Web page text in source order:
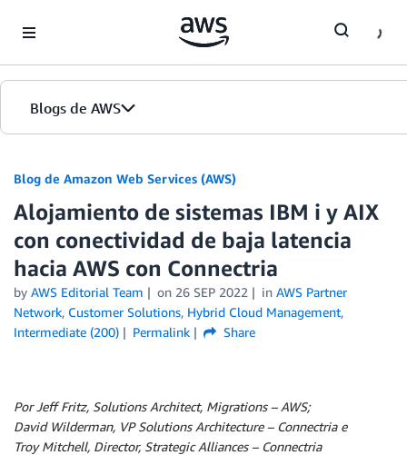
Blogs de AWS
Inicio
Ediciones
Blog de Amazon Web Services (AWS)
Alojamiento de sistemas IBM i y AIX
con conectividad de baja latencia
hacia AWS con Connectria
by AWS Editorial Team on 26 SEP 2022 in AWS Partner
Network, Customer Solutions, Hybrid Cloud Management,
Intermediate (200)
Permalink Share
Por Jeff Fritz, Solutions Architect, Migrations – AWS;
David Wilderman, VP Solutions Architecture – Connectria e
Troy Mitchell, Director, Strategic Alliances – Connectria